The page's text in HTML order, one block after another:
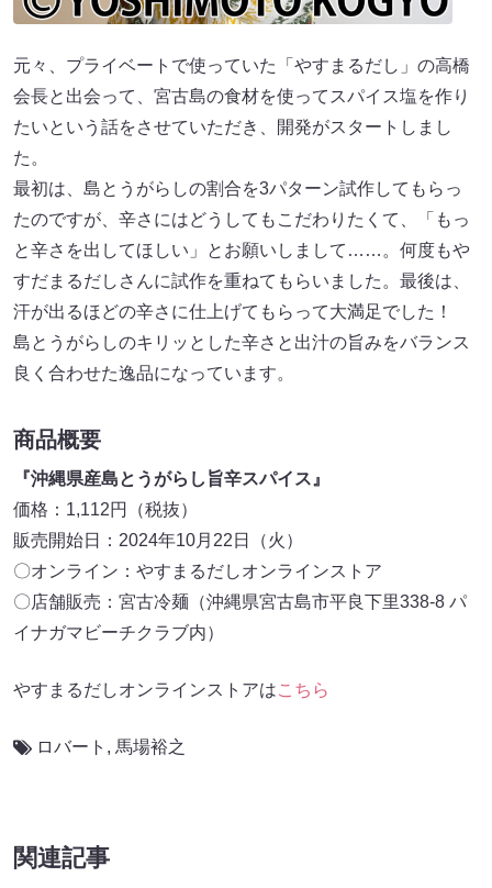
元々、プライベートで使っていた「やすまるだし」の高橋
会長と出会って、宮古島の食材を使ってスパイス塩を作り
たいという話をさせていただき、開発がスタートしまし
た。
最初は、島とうがらしの割合を3パターン試作してもらっ
たのですが、辛さにはどうしてもこだわりたくて、「もっ
と辛さを出してほしい」とお願いしまして……。何度もや
すだまるだしさんに試作を重ねてもらいました。最後は、
汗が出るほどの辛さに仕上げてもらって大満足でした！
島とうがらしのキリッとした辛さと出汁の旨みをバランス
良く合わせた逸品になっています。
商品概要
『沖縄県産島とうがらし旨辛スパイス』
価格：1,112円（税抜）
販売開始日：2024年10月22日（火）
〇オンライン：やすまるだしオンラインストア
〇店舗販売：宮古冷麺（沖縄県宮古島市平良下里338-8 パ
イナガマビーチクラブ内）
やすまるだしオンラインストアはこちら
ロバート , 馬場裕之
関連記事